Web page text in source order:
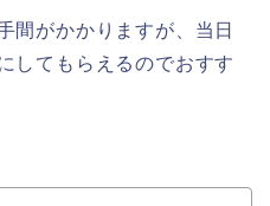
間がかかりますが、当日
してもらえるのでおすす